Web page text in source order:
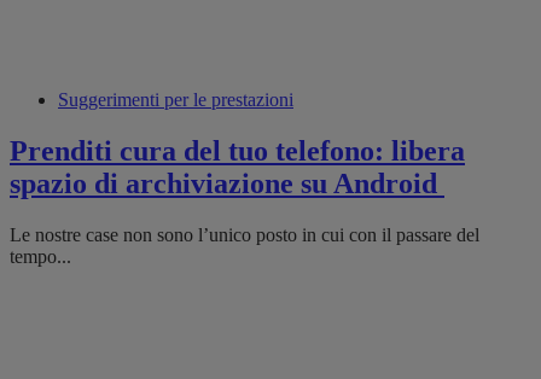
Suggerimenti per le prestazioni
Prenditi cura del tuo telefono: libera
spazio di archiviazione su Android
Le nostre case non sono l’unico posto in cui con il passare del
tempo...